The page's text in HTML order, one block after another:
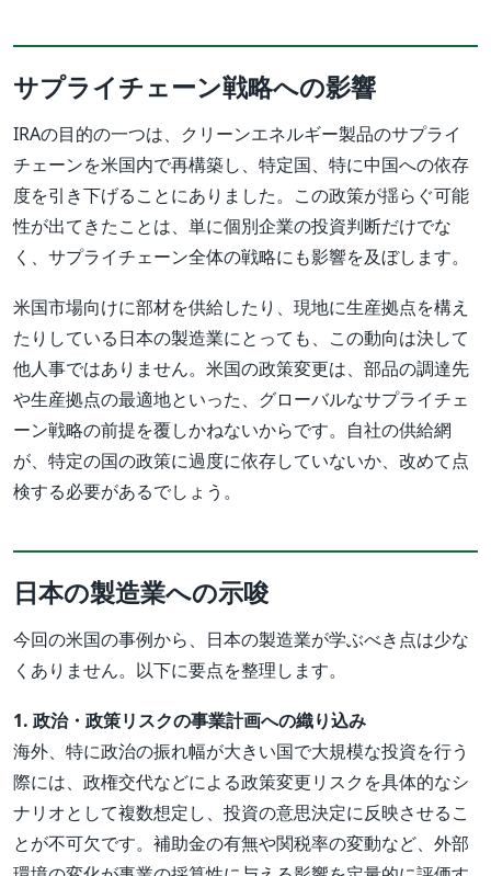
サプライチェーン戦略への影響
IRAの目的の一つは、クリーンエネルギー製品のサプライ
チェーンを米国内で再構築し、特定国、特に中国への依存
度を引き下げることにありました。この政策が揺らぐ可能
性が出てきたことは、単に個別企業の投資判断だけでな
く、サプライチェーン全体の戦略にも影響を及ぼします。
米国市場向けに部材を供給したり、現地に生産拠点を構え
たりしている日本の製造業にとっても、この動向は決して
他人事ではありません。米国の政策変更は、部品の調達先
や生産拠点の最適地といった、グローバルなサプライチェ
ーン戦略の前提を覆しかねないからです。自社の供給網
が、特定の国の政策に過度に依存していないか、改めて点
検する必要があるでしょう。
日本の製造業への示唆
今回の米国の事例から、日本の製造業が学ぶべき点は少な
くありません。以下に要点を整理します。
1. 政治・政策リスクの事業計画への織り込み
海外、特に政治の振れ幅が大きい国で大規模な投資を行う
際には、政権交代などによる政策変更リスクを具体的なシ
ナリオとして複数想定し、投資の意思決定に反映させるこ
とが不可欠です。補助金の有無や関税率の変動など、外部